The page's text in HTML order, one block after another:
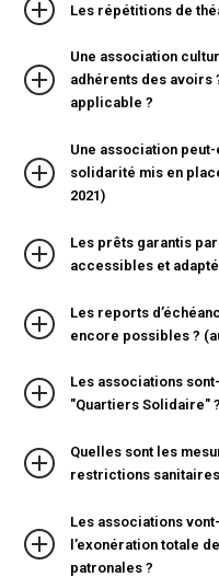
Les répétitions de
Une association
adhérents des avoirs
applicable ?
Une association
solidarité mis en
2021)
Les prêts garantis par
accessibles et
Les reports
encore possibles ?
Les associations
"Quartiers Solidaire" ?
Quelles sont les
restrictions
Les associations
l’exonération totale
patronales ?